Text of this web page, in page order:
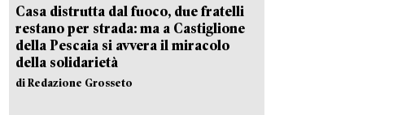
Casa distrutta dal fuoco, due fratelli
restano per strada: ma a Castiglione
della Pescaia si avvera il miracolo
della solidarietà
di Redazione Grosseto